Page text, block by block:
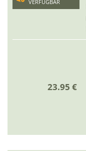
VERFÜGBAR
23.95 €